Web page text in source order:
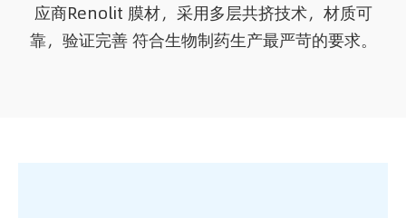
应商Renolit 膜材，采用多层共挤技术，材质可
靠，验证完善 符合生物制药生产最严苛的要求。